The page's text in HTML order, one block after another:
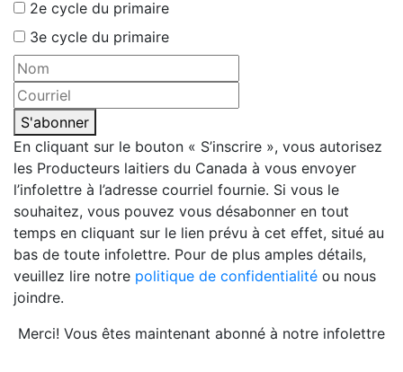
2e cycle du primaire
3e cycle du primaire
S'abonner
En cliquant sur le bouton « S’inscrire », vous autorisez
les Producteurs laitiers du Canada à vous envoyer
l’infolettre à l’adresse courriel fournie. Si vous le
souhaitez, vous pouvez vous désabonner en tout
temps en cliquant sur le lien prévu à cet effet, situé au
bas de toute infolettre. Pour de plus amples détails,
veuillez lire notre politique de confidentialité ou nous
joindre.
Merci! Vous êtes maintenant abonné à notre infolettre